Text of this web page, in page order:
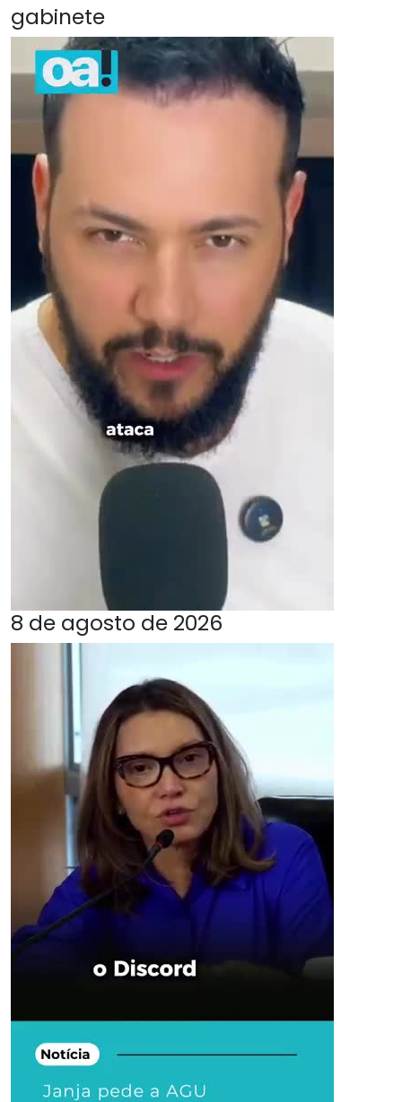
gabinete
8 de agosto de 2026